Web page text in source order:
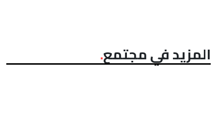
المزيد في مجتمع